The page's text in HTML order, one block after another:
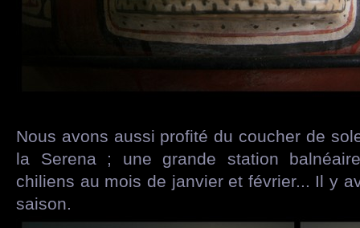
Nous avons aussi profité du coucher de
la Serena ; une grande station
chiliens au mois de janvier et février... Il y
saison.